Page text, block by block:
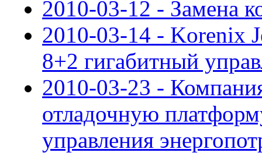
2010-03-12 - Замена
2010-03-14 - Korenix
8+2 гигабитный
2010-03-23 -
отладочную
управления